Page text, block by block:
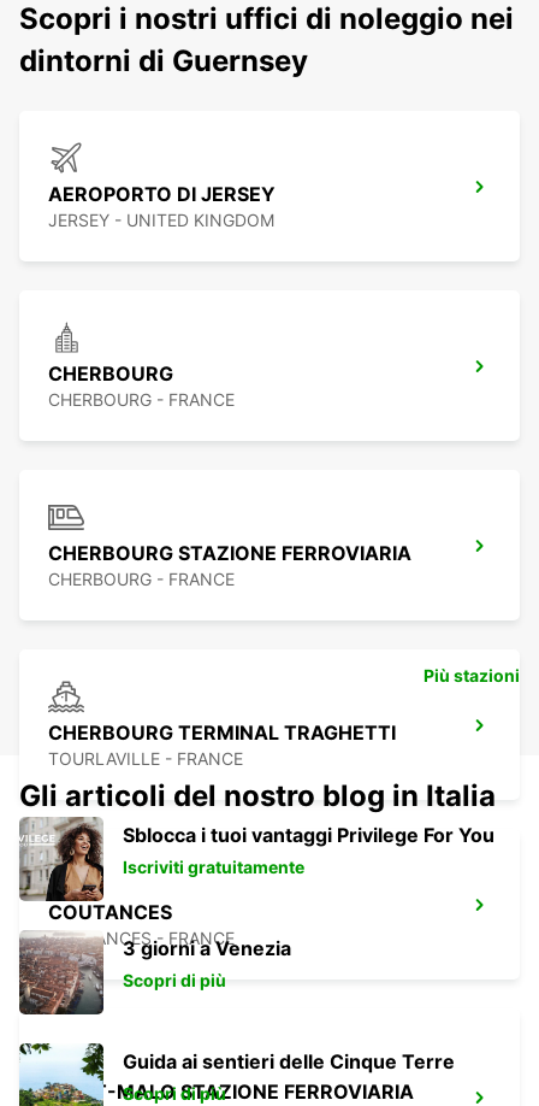
Scopri i nostri uffici di noleggio nei
dintorni di Guernsey
AEROPORTO DI JERSEY
JERSEY - UNITED KINGDOM
CHERBOURG
CHERBOURG - FRANCE
CHERBOURG STAZIONE FERROVIARIA
CHERBOURG - FRANCE
CHERBOURG TERMINAL TRAGHETTI
TOURLAVILLE - FRANCE
COUTANCES
COUTANCES - FRANCE
SAINT-MALO STAZIONE FERROVIARIA
Più stazioni
Gli articoli del nostro blog in Italia
Sblocca i tuoi vantaggi Privilege For You
Iscriviti gratuitamente
3 giorni a Venezia
Scopri di più
Guida ai sentieri delle Cinque Terre
Scopri di più